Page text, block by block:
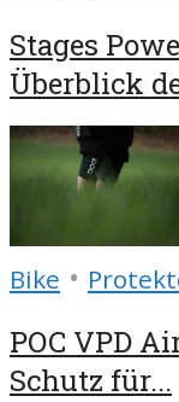
Stages
Überblick
Bike •
POC VPD
Schutz für...